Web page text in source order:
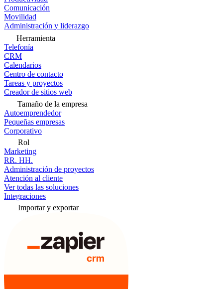
Comunicación
Movilidad
Administración y liderazgo
Herramienta
Telefonía
CRM
Calendarios
Centro de contacto
Tareas y proyectos
Creador de sitios web
Tamaño de la empresa
Autoemprendedor
Pequeñas empresas
Corporativo
Rol
Marketing
RR. HH.
Administración de proyectos
Atención al cliente
Ver todas las soluciones
Integraciones
Importar y exportar